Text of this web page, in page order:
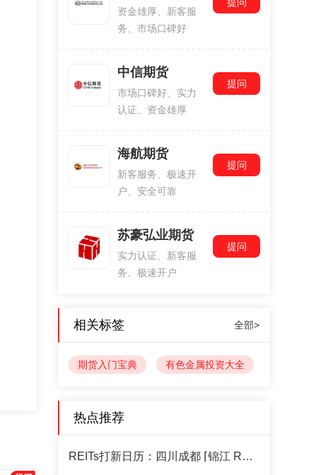
资金雄厚、新客服
务、市场口碑好
中信期货
市场口碑好、实力
认证、资金雄厚
提问
海航期货
新客服务、极速开
户、安全可靠
提问
苏豪弘业期货
实力认证、新客服
务、极速开户
提问
相关标签 全部>
期货入门宝典 有色金属投资大全
热点推荐
REITs打新日历：四川成都 ⌈锦江 REIT⌋ 本周四售！（附认购操作指南）